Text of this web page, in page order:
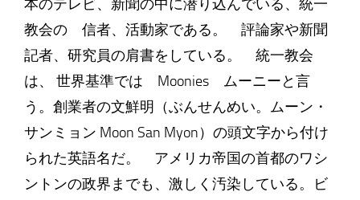
本のテレビ、新聞の中に潜り込んでいる、統一
教会の 信者、活動家である。 評論家や新聞
記者、研究員の肩書をしている。 統一教会
は、 世界基準では Moonies ムーニーと言
う。創業者の文鮮明（ぶんせんめい。ムーン・
サンミョン Moon San Myon）の頭文字から付け
られた英語名だ。 アメリカ帝国の首都のワシ
ントンの政界までも、激しく汚染している。ビ